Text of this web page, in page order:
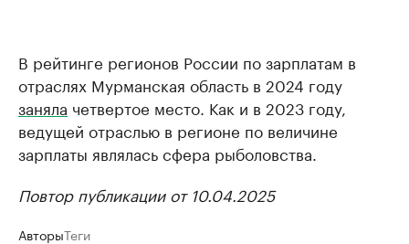
В рейтинге регионов России по зарплатам в
отраслях Мурманская область в 2024 году
заняла четвертое место. Как и в 2023 году,
ведущей отраслью в регионе по величине
зарплаты являлась сфера рыболовства.
Повтор публикации от 10.04.2025
АвторыТеги